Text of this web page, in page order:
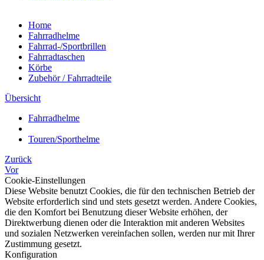
Home
Fahrradhelme
Fahrrad-/Sportbrillen
Fahrradtaschen
Körbe
Zubehör / Fahrradteile
Übersicht
Fahrradhelme
Touren/Sporthelme
Zurück
Vor
Cookie-Einstellungen
Diese Website benutzt Cookies, die für den technischen Betrieb der
Website erforderlich sind und stets gesetzt werden. Andere Cookies,
die den Komfort bei Benutzung dieser Website erhöhen, der
Direktwerbung dienen oder die Interaktion mit anderen Websites
und sozialen Netzwerken vereinfachen sollen, werden nur mit Ihrer
Zustimmung gesetzt.
Konfiguration